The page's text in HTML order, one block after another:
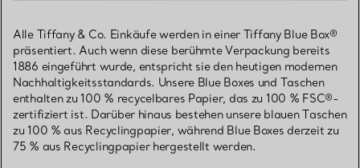
Alle Tiffany & Co. Einkäufe werden in einer Tiffany Blue Box®
präsentiert. Auch wenn diese berühmte Verpackung bereits
1886 eingeführt wurde, entspricht sie den heutigen modernen
Nachhaltigkeitsstandards. Unsere Blue Boxes und Taschen
enthalten zu 100 % recycelbares Papier, das zu 100 % FSC®-
zertifiziert ist. Darüber hinaus bestehen unsere blauen Taschen
zu 100 % aus Recyclingpapier, während Blue Boxes derzeit zu
75 % aus Recyclingpapier hergestellt werden.